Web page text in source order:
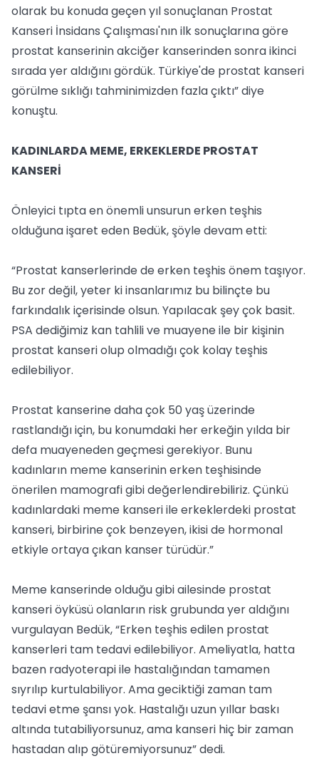
olarak bu konuda geçen yıl sonuçlanan Prostat
Kanseri İnsidans Çalışması'nın ilk sonuçlarına göre
prostat kanserinin akciğer kanserinden sonra ikinci
sırada yer aldığını gördük. Türkiye'de prostat kanseri
görülme sıklığı tahminimizden fazla çıktı” diye
konuştu.
KADINLARDA MEME, ERKEKLERDE PROSTAT
KANSERİ
Önleyici tıpta en önemli unsurun erken teşhis
olduğuna işaret eden Bedük, şöyle devam etti:
“Prostat kanserlerinde de erken teşhis önem taşıyor.
Bu zor değil, yeter ki insanlarımız bu bilinçte bu
farkındalık içerisinde olsun. Yapılacak şey çok basit.
PSA dediğimiz kan tahlili ve muayene ile bir kişinin
prostat kanseri olup olmadığı çok kolay teşhis
edilebiliyor.
Prostat kanserine daha çok 50 yaş üzerinde
rastlandığı için, bu konumdaki her erkeğin yılda bir
defa muayeneden geçmesi gerekiyor. Bunu
kadınların meme kanserinin erken teşhisinde
önerilen mamografi gibi değerlendirebiliriz. Çünkü
kadınlardaki meme kanseri ile erkeklerdeki prostat
kanseri, birbirine çok benzeyen, ikisi de hormonal
etkiyle ortaya çıkan kanser türüdür.”
Meme kanserinde olduğu gibi ailesinde prostat
kanseri öyküsü olanların risk grubunda yer aldığını
vurgulayan Bedük, “Erken teşhis edilen prostat
kanserleri tam tedavi edilebiliyor. Ameliyatla, hatta
bazen radyoterapi ile hastalığından tamamen
sıyrılıp kurtulabiliyor. Ama geciktiği zaman tam
tedavi etme şansı yok. Hastalığı uzun yıllar baskı
altında tutabiliyorsunuz, ama kanseri hiç bir zaman
hastadan alıp götüremiyorsunuz” dedi.